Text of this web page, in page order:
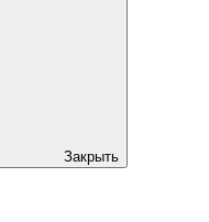
Закрыть